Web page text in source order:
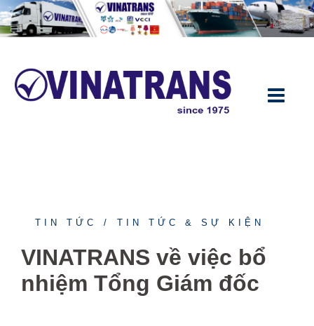
TIN TỨC TIN TỨC & SỰ KIỆN
VINATRANS về việc bổ
nhiệm Tổng Giám đốc